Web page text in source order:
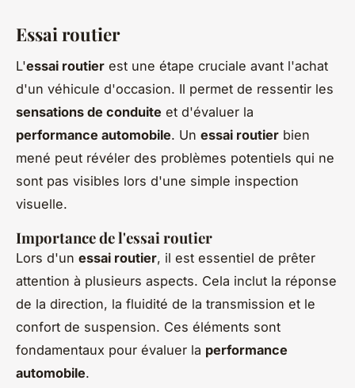
Essai routier
L'essai routier est une étape cruciale avant l'achat
d'un véhicule d'occasion. Il permet de ressentir les
sensations de conduite et d'évaluer la
performance automobile. Un essai routier bien
mené peut révéler des problèmes potentiels qui ne
sont pas visibles lors d'une simple inspection
visuelle.
Importance de l'essai routier
Lors d'un essai routier, il est essentiel de prêter
attention à plusieurs aspects. Cela inclut la réponse
de la direction, la fluidité de la transmission et le
confort de suspension. Ces éléments sont
fondamentaux pour évaluer la performance
automobile.